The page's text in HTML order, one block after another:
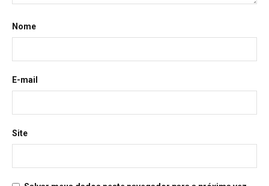
Nome
E-mail
Site